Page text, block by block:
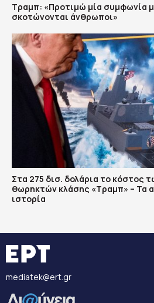
Τραμπ: «Προτιμώ μία συμφωνία
σκοτώνονται άνθρωποι»
Στα 275 δισ. δολάρια το κόστος
θωρηκτών κλάσης «Τραμπ» – Τα
ιστορία
mediatek@ert.gr